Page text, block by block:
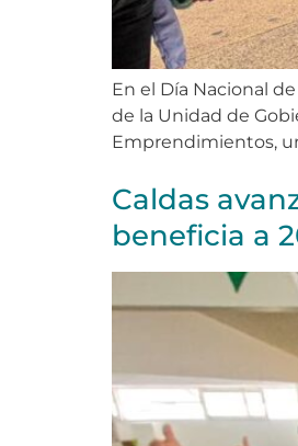
En el Día Nacional
de la Unidad de
Emprendimientos,
Caldas
beneficia a